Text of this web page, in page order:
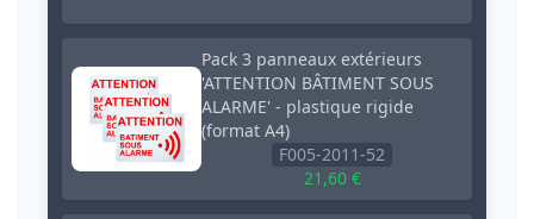
Pack 3 panneaux extérieurs
'ATTENTION BÂTIMENT SOUS
ALARME' - plastique rigide
(format A4)
F005-2011-52
21,60 €